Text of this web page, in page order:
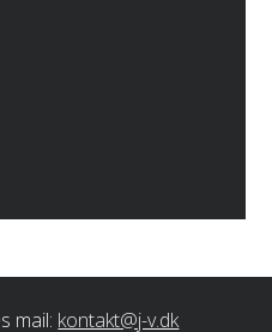
mail: kontakt@j-v.dk